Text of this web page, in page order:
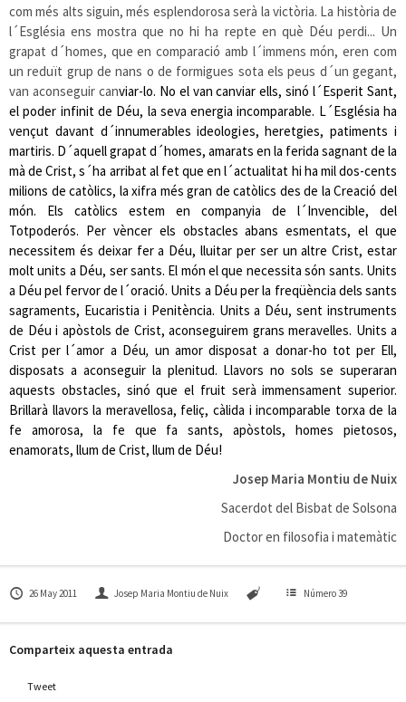
com més alts siguin, més esplendorosa serà la victòria. La història de
l´Església ens mostra que no hi ha repte en què Déu perdi... Un
grapat d´homes, que en comparació amb l´immens món, eren com
un reduït grup de nans o de formigues sota els peus d´un gegant,
van aconseguir canviar-lo. No el van canviar ells, sinó l´Esperit Sant,
el poder infinit de Déu, la seva energia incomparable. L´Església ha
vençut davant d´innumerables ideologies, heretgies, patiments i
martiris. D´aquell grapat d´homes, amarats en la ferida sagnant de la
mà de Crist, s´ha arribat al fet que en l´actualitat hi ha mil dos-cents
milions de catòlics, la xifra més gran de catòlics des de la Creació del
món. Els catòlics estem en companyia de l´Invencible, del
Totpoderós. Per vèncer els obstacles abans esmentats, el que
necessitem és deixar fer a Déu, lluitar per ser un altre Crist, estar
molt units a Déu, ser sants. El món el que necessita són sants. Units
a Déu pel fervor de l´oració. Units a Déu per la freqüència dels sants
sagraments, Eucaristia i Penitència. Units a Déu, sent instruments
de Déu i apòstols de Crist, aconseguirem grans meravelles. Units a
Crist per l´amor a Déu, un amor disposat a donar-ho tot per Ell,
disposats a aconseguir la plenitud. Llavors no sols se superaran
aquests obstacles, sinó que el fruit serà immensament superior.
Brillarà llavors la meravellosa, feliç, càlida i incomparable torxa de la
fe amorosa, la fe que fa sants, apòstols, homes pietosos,
enamorats, llum de Crist, llum de Déu!
Josep Maria Montiu de Nuix
Sacerdot del Bisbat de Solsona
Doctor en filosofia i matemàtic
26 May 2011 Josep Maria Montiu de Nuix Número 39
Comparteix aquesta entrada
Tweet